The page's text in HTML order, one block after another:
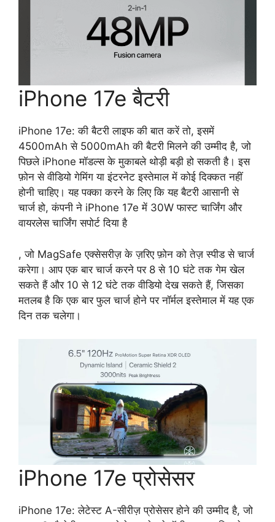
iPhone 17e बैटरी
iPhone 17e: की बैटरी लाइफ की बात करें तो, इसमें
4500mAh से 5000mAh की बैटरी मिलने की उम्मीद है, जो
पिछले iPhone मॉडल्स के मुकाबले थोड़ी बड़ी हो सकती है। इस
फ़ोन से वीडियो गेमिंग या इंटरनेट इस्तेमाल में कोई दिक्कत नहीं
होनी चाहिए। यह पक्का करने के लिए कि यह बैटरी आसानी से
चार्ज हो, कंपनी ने iPhone 17e में 30W फास्ट चार्जिंग और
वायरलेस चार्जिंग सपोर्ट दिया है
, जो MagSafe एक्सेसरीज़ के ज़रिए फ़ोन को तेज़ स्पीड से चार्ज
करेगा। आप एक बार चार्ज करने पर 8 से 10 घंटे तक गेम खेल
सकते हैं और 10 से 12 घंटे तक वीडियो देख सकते हैं, जिसका
मतलब है कि एक बार फुल चार्ज होने पर नॉर्मल इस्तेमाल में यह एक
दिन तक चलेगा।
iPhone 17e प्रोसेसर
iPhone 17e: लेटेस्ट A-सीरीज़ प्रोसेसर होने की उम्मीद है, जो